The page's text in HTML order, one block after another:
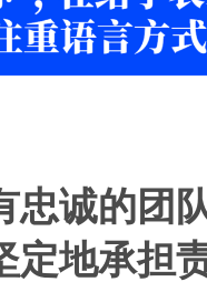
一场谈
愿意分